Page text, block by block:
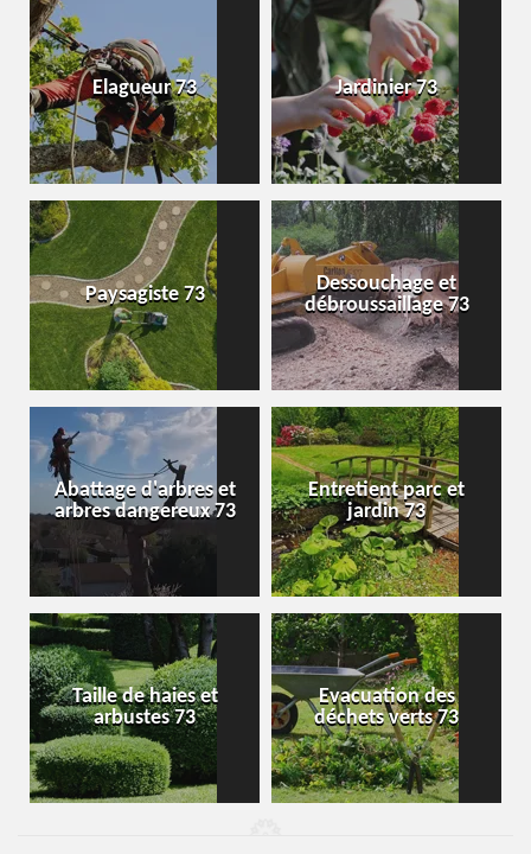
Elagueur 73 Jardinier 73
Paysagiste 73
Dessouchage et
débroussaillage 73
Abattage d'arbres et
arbres dangereux 73
Entretient parc et
jardin 73
Taille de haies et
arbustes 73
Evacuation des
déchets verts 73